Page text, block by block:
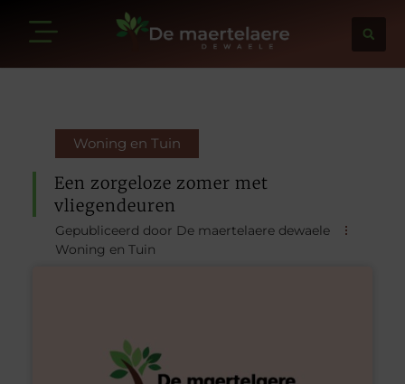
Woning en Tuin
Een zorgeloze zomer met
vliegendeuren
Gepubliceerd door De maertelaere dewaele
Woning en Tuin